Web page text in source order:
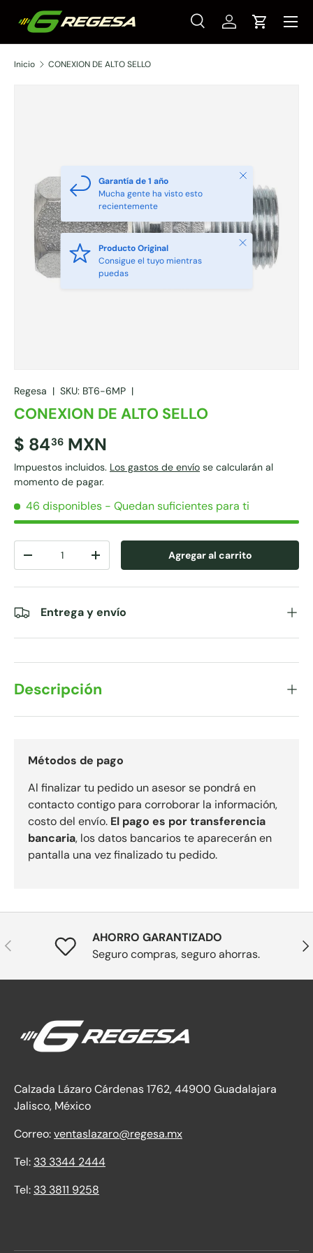
Ir al contenido
Buscar
Tipo de producto
BuscarIniciar sesión
Carrito
Menú
Inicio CONEXION DE ALTO SELLO
Garantía de 1 año
Mucha gente ha visto esto
recientemente
Cerrar
Producto Original
Consigue el tuyo mientras
puedas
Cerrar
Regesa | SKU: BT6-6MP |
CONEXION DE ALTO SELLO
$ 8436 MXN
Impuestos incluidos. Los gastos de envío se calcularán al
momento de pagar.
46 disponibles - Quedan suficientes para ti
-
+ Agregar al carrito
Entrega y envío
Descripción
Métodos de pago
Al finalizar tu pedido un asesor se pondrá en
contacto contigo para corroborar la información,
costo del envío. El pago es por transferencia
bancaria, los datos bancarios te aparecerán en
pantalla una vez finalizado tu pedido.
Anterior
AHORRO GARANTIZADO
Seguro compras, seguro ahorras.
Calzada Lázaro Cárdenas 1762, 44900 Guadalajara
Jalisco, México
Correo:ventaslazaro@regesa.mx
Tel: 33 3344 2444
Tel: 33 3811 9258